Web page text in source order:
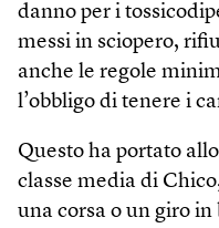
danno per i
messi in sciopero,
anche le regole
l’obbligo di tenere i
Questo ha portato
classe media di
una corsa o un giro